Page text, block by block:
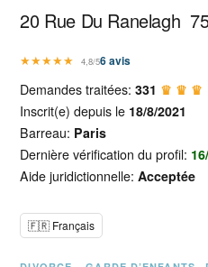
20 Rue Du Ranelagh
★★★★★ 4,8/56avis
Demandes traitées:331 ♛ ♛ ♛
Inscrit(e) depuis le 18/8/2021
Barreau: Paris
Dernière vérification du profil:
Aide juridictionnelle:Acceptée
🇫🇷 Français